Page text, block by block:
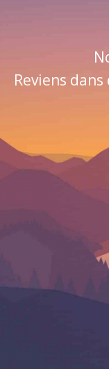
Reviens